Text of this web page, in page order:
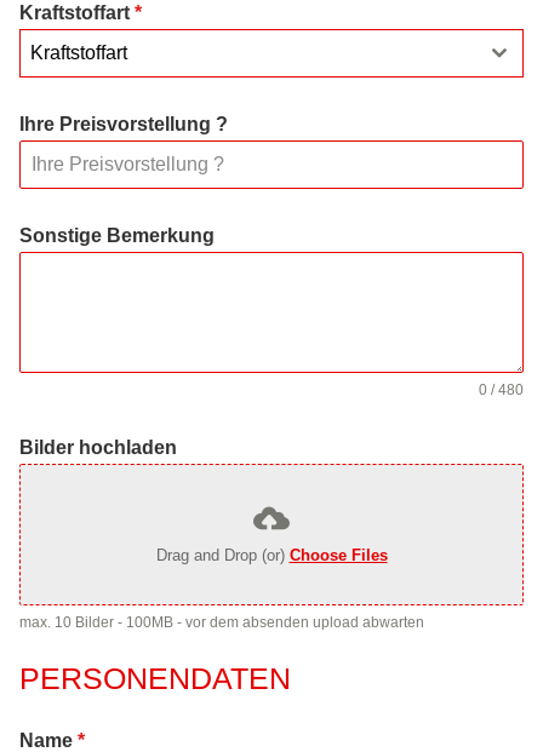
Kraftstoffart *
Kraftstoffart
Ihre Preisvorstellung ?
Sonstige Bemerkung
0 / 480
Bilder hochladen
Drag and Drop (or) Choose Files
max. 10 Bilder - 100MB - vor dem absenden upload abwarten
PERSONENDATEN
Name *